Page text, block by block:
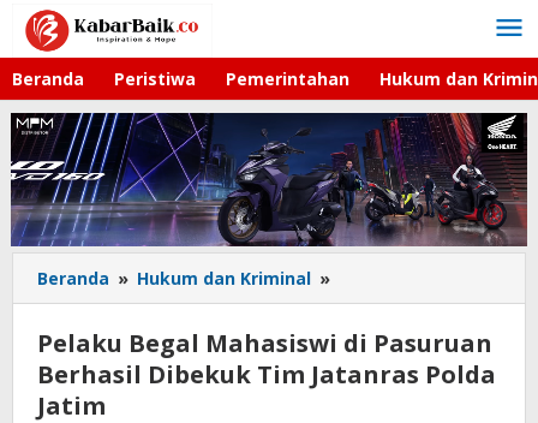
Lewati
konten
Beranda Peristiwa Pemerintahan Hukum dan
Beranda » Hukum dan Kriminal »
Begal
Mahasiswi
di
Pasuruan
Pelaku Begal Mahasiswi di Pasuruan
Berhasil Dibekuk Tim Jatanras Polda
Jatim